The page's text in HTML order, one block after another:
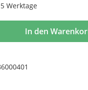
Werktage
Wert ein oder
In den